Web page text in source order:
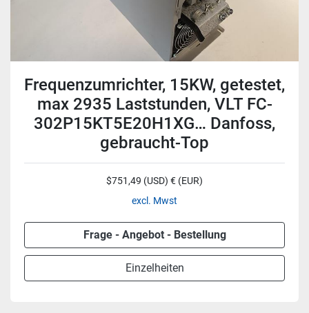
Frequenzumrichter, 15KW, getestet,
max 2935 Laststunden, VLT FC-
302P15KT5E20H1XG… Danfoss,
gebraucht-Top
$751,49 (USD) € (EUR)
excl. Mwst
Frage - Angebot - Bestellung
Einzelheiten